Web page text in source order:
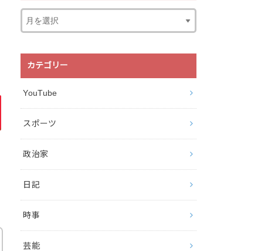
カテゴリー
YouTube
スポーツ
政治家
日記
時事
芸能